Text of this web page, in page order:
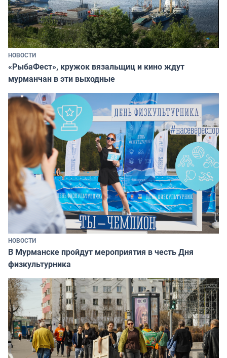
НОВОСТИ
«РыбаФест», кружок вязальщиц и кино ждут
мурманчан в эти выходные
НОВОСТИ
В Мурманске пройдут мероприятия в честь Дня
физкультурника